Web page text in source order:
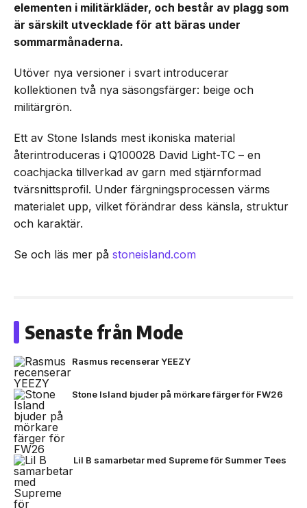
elementen i militärkläder, och består av plagg som
är särskilt utvecklade för att bäras under
sommarmånaderna.
Utöver nya versioner i svart introducerar
kollektionen två nya säsongsfärger: beige och
militärgrön.
Ett av Stone Islands mest ikoniska material
återintroduceras i Q100028 David Light-TC – en
coachjacka tillverkad av garn med stjärnformad
tvärsnittsprofil. Under färgningsprocessen värms
materialet upp, vilket förändrar dess känsla, struktur
och karaktär.
Se och läs mer på stoneisland.com
Senaste från Mode
Rasmus recenserar YEEZY
Stone Island bjuder på mörkare färger för FW26
Lil B samarbetar med Supreme för Summer Tees